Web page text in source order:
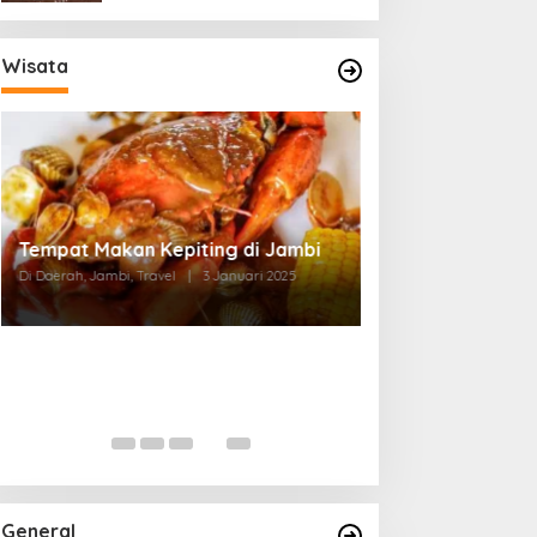
Wisata
Tempat Makan di Thehok Jambi
Di Daerah, Jambi, Travel | 3 Januari 2025
General